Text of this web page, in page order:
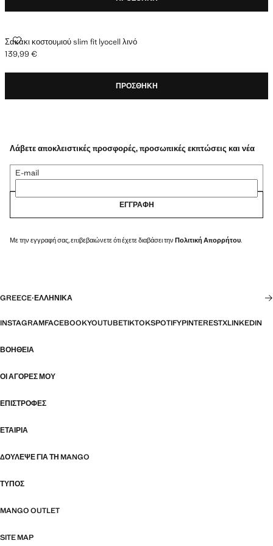
Σακάκι κοστουμιού slim fit lyocell λινό
ΣΑΚΆΚΙ ΚΟΣΤΟΥΜΙΟΎ SLIM FIT LYOCELL ΛΙΝΌ
Ισχύουσα τιμή [139,99 € ]
139,99 €
ΠΡΟΣΘΉΚΗ
Λάβετε αποκλειστικές προσφορές, προσωπικές εκπτώσεις και νέα
E-mail
ΕΓΓΡΑΦΉ
Με την εγγραφή σας, επιβεβαιώνετε ότι έχετε διαβάσει την Πολιτική Απορρήτου.
GREECE·ΕΛΛΗΝΙΚΆ
INSTAGRAMFACEBOOKYOUTUBETIKTOKSPOTIFYPINTERESTXLINKEDIN
ΒΟΉΘΕΙΑ
ΟΙ ΑΓΟΡΈΣ ΜΟΥ
ΕΠΙΣΤΡΟΦΈΣ
ΕΤΑΙΡΊΑ
ΔΟΎΛΕΨΕ ΓΙΑ ΤΗ MANGO
ΤΎΠΟΣ
MANGO OUTLET
SITE MAP